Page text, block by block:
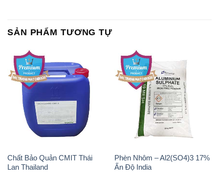
SẢN PHẨM TƯƠNG TỰ
Chất Bảo Quản CMIT Thái
Lan Thailand
Phèn Nhôm – Al2(SO4)3 17%
Ấn Độ India